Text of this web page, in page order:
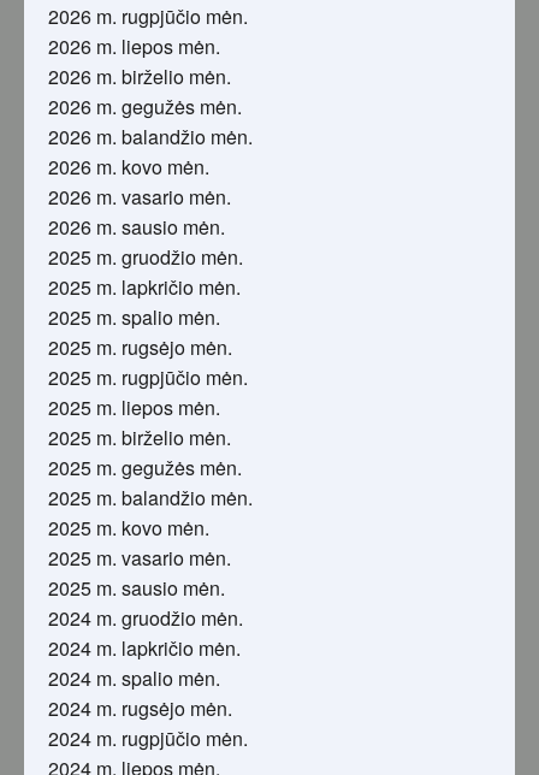
2026 m. rugpjūčio mėn.
2026 m. liepos mėn.
2026 m. birželio mėn.
2026 m. gegužės mėn.
2026 m. balandžio mėn.
2026 m. kovo mėn.
2026 m. vasario mėn.
2026 m. sausio mėn.
2025 m. gruodžio mėn.
2025 m. lapkričio mėn.
2025 m. spalio mėn.
2025 m. rugsėjo mėn.
2025 m. rugpjūčio mėn.
2025 m. liepos mėn.
2025 m. birželio mėn.
2025 m. gegužės mėn.
2025 m. balandžio mėn.
2025 m. kovo mėn.
2025 m. vasario mėn.
2025 m. sausio mėn.
2024 m. gruodžio mėn.
2024 m. lapkričio mėn.
2024 m. spalio mėn.
2024 m. rugsėjo mėn.
2024 m. rugpjūčio mėn.
2024 m. liepos mėn.